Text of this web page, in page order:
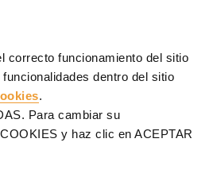
correcto funcionamiento del sitio
dentro del sitio
.
Para cambiar su
y haz clic en ACEPTAR